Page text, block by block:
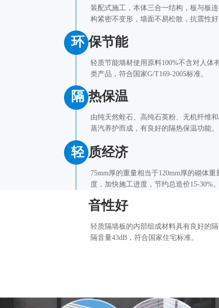
装配式施工，本体三合一结构，板与板
构紧密不变形，墙面不易松散，抗震性好
环 保节能
轻质节能墙材使用原料100%不含对人体
类产品，符合国家G/T169-2005标准。
隔 热保温
由纯天然蛭石、高纯石英粉、无机纤维
蒸汽养护而成，有良好的隔热保温功能。
轻 质经济
75mm厚的重量相当于120mm厚的砌体
度，加快施工进度，节约总造价15-30%。
音性好
轻质隔墙板的内部组成材料具有良好的
隔音量43dB，符合国家住宅标准。